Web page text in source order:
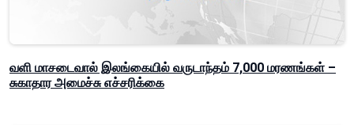
வளி மாசடைவால் இலங்கையில் வருடாந்தம் 7,000 மரணங்கள் –
சுகாதார அமைச்சு எச்சரிக்கை